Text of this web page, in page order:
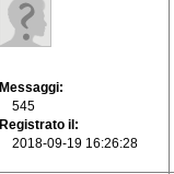
Messaggi
545
Registrato il
2018-09-19 16:26:28